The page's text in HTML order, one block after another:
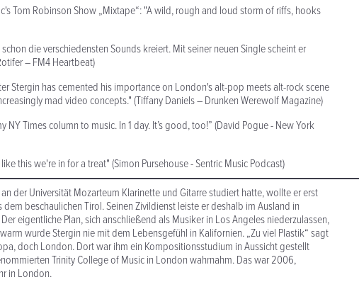
Tom Robinson Show „Mixtape“:"A wild, rough and loud storm of riffs, hooks
die verschiedensten Sounds kreiert. Mit seiner neuen Single scheint er
– FM4 Heartbeat)
Stergin has cemented his importance on London's alt-pop meets alt-rock scene
mad video concepts."(Tiffany Daniels – Drunken Werewolf Magazine)
NY Times column to music. In 1 day. It’s good, too!”(David Pogue - New York
this we're in for a treat"(Simon Pursehouse - Sentric Music Podcast)
der Universität Mozarteum Klarinette und Gitarre studiert hatte, wollte er erst
dem beschaulichen Tirol. Seinen Zivildienst leiste er deshalb im Ausland in
eigentliche Plan, sich anschließend als Musiker in Los Angeles niederzulassen,
wurde Stergin nie mit dem Lebensgefühl in Kalifornien. „Zu viel Plastik“ sagt
doch London. Dort war ihm ein Kompositionsstudium in Aussicht gestellt
Trinity College of Music in London wahrnahm. Das war 2006,
in London.